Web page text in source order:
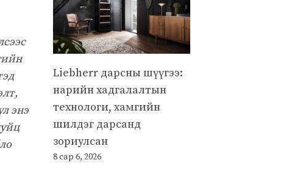
энэ
Liebherr дарсны шүүгээ:
нарийн хадгалалтын
технологи, хамгийн
шилдэг дарсанд
зориулсан
8 сар 6, 2026